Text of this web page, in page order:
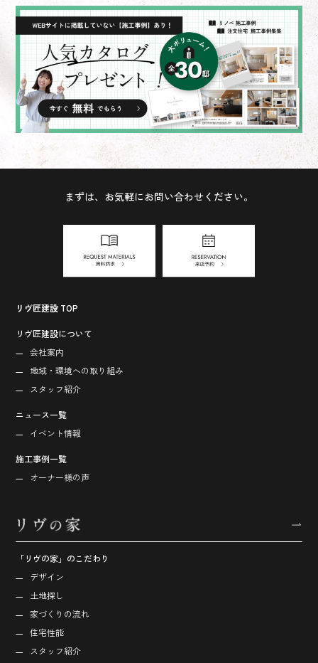
まずは、お気軽にお問い合わせください。
リヴ匠建設 TOP
リヴ匠建設について
会社案内
地域・環境への取り組み
スタッフ紹介
ニュース一覧
イベント情報
施工事例一覧
オーナー様の声
「リヴの家」のこだわり
デザイン
土地探し
家づくりの流れ
住宅性能
スタッフ紹介